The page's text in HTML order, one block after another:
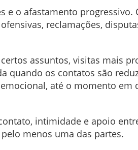
o afastamento
reclamações,
assuntos, visitas mais
os contatos são
até o momento em
intimidade e apoio
menos uma das partes.